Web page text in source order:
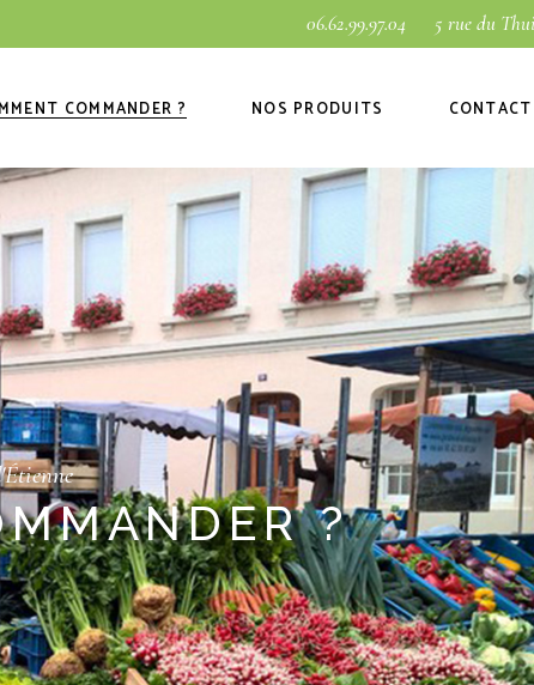
06.62.99.97.04 5 rue du
COMMANDER ? NOS PRODUITS
Légumes
Fromages &
Boissons
CONTACT
?